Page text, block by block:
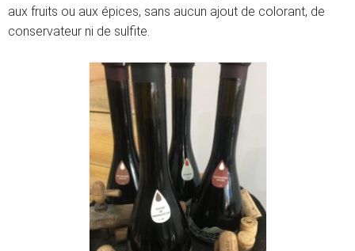
aux fruits ou aux épices, sans aucun ajout de colorant, de
conservateur ni de sulfite.